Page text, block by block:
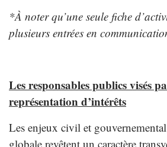
*À noter qu’une seule fiche
plusieurs entrées en
Les responsables publics visés
représentation d’intérêts
Les enjeux civil et
globale revêtent un caractère